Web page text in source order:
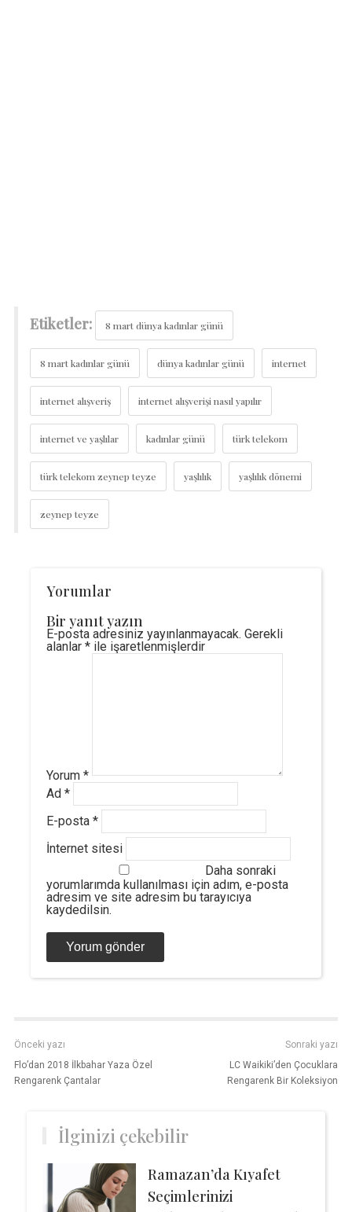
Etiketler: 8 mart dünya kadınlar günü
8 mart kadınlar günü dünya kadınlar günü internet
internet alışveriş internet alışverişi nasıl yapılır
internet ve yaşlılar kadınlar günü türk telekom
türk telekom zeynep teyze yaşlılık yaşlılık dönemi
zeynep teyze
Yorumlar
Bir yanıt yazın
E-posta adresiniz yayınlanmayacak. Gerekli
alanlar *ile işaretlenmişlerdir
Yorum *
Ad *
E-posta *
İnternet sitesi
Daha sonraki
yorumlarımda kullanılması için adım, e-posta
adresim ve site adresim bu tarayıcıya
kaydedilsin.
Önceki yazı
Flo’dan 2018 İlkbahar Yaza Özel
Rengarenk Çantalar
Sonraki yazı
LC Waikiki’den Çocuklara
Rengarenk Bir Koleksiyon
İlginizi çekebilir
Ramazan’da Kıyafet
Seçimlerinizi